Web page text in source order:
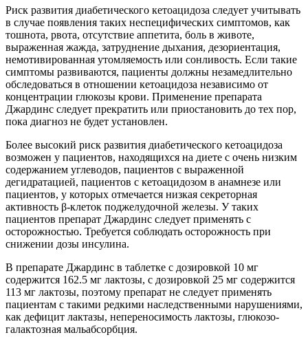
Риск развития диабетического кетоацидоза следует учитывать
в случае появления таких неспецифических симптомов, как
тошнота, рвота, отсутствие аппетита, боль в животе,
выраженная жажда, затруднение дыхания, дезориентация,
немотивированная утомляемость или сонливость. Если такие
симптомы развиваются, пациенты должны незамедлительно
обследоваться в отношении кетоацидоза независимо от
концентрации глюкозы крови. Применение препарата
Джардинс следует прекратить или приостановить до тех пор,
пока диагноз не будет установлен.
Более высокий риск развития диабетического кетоацидоза
возможен у пациентов, находящихся на диете с очень низким
содержанием углеводов, пациентов с выраженной
дегидратацией, пациентов с кетоацидозом в анамнезе или
пациентов, у которых отмечается низкая секреторная
активность β-клеток поджелудочной железы. У таких
пациентов препарат Джардинс следует применять с
осторожностью. Требуется соблюдать осторожность при
снижении дозы инсулина.
В препарате Джардинс в таблетке с дозировкой 10 мг
содержится 162.5 мг лактозы, с дозировкой 25 мг содержится
113 мг лактозы, поэтому препарат не следует применять
пациентам с такими редкими наследственными нарушениями,
как дефицит лактазы, непереносимость лактозы, глюкозо-
галактозная мальабсорбция.